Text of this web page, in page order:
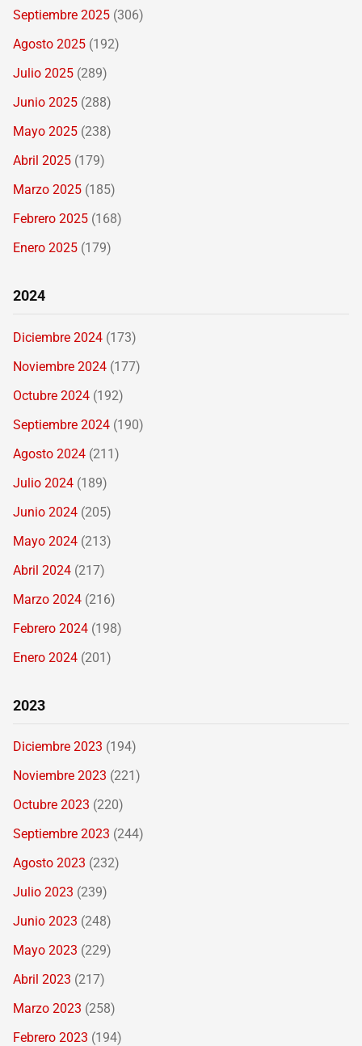
Septiembre 2025 (306)
Agosto 2025 (192)
Julio 2025 (289)
Junio 2025 (288)
Mayo 2025 (238)
Abril 2025 (179)
Marzo 2025 (185)
Febrero 2025 (168)
Enero 2025 (179)
2024
Diciembre 2024 (173)
Noviembre 2024 (177)
Octubre 2024 (192)
Septiembre 2024 (190)
Agosto 2024 (211)
Julio 2024 (189)
Junio 2024 (205)
Mayo 2024 (213)
Abril 2024 (217)
Marzo 2024 (216)
Febrero 2024 (198)
Enero 2024 (201)
2023
Diciembre 2023 (194)
Noviembre 2023 (221)
Octubre 2023 (220)
Septiembre 2023 (244)
Agosto 2023 (232)
Julio 2023 (239)
Junio 2023 (248)
Mayo 2023 (229)
Abril 2023 (217)
Marzo 2023 (258)
Febrero 2023 (194)